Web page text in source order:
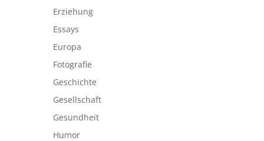
Erziehung
Essays
Europa
Fotografie
Geschichte
Gesellschaft
Gesundheit
Humor